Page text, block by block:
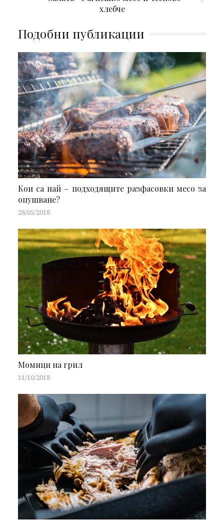
хлебче
Подобни публикации
Кои са най – подходящите разфасовки месо за
опушване?
28/05/2018
Момици на грил
11/10/2018